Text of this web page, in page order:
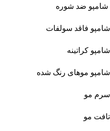
شامپو ضد شوره
شامپو فاقد سولفات
شامپو کراتینه
شامپو موهای رنگ شده
سرم مو
تافت مو